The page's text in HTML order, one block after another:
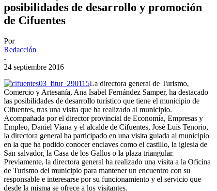
posibilidades de desarrollo y promoción
de Cifuentes
Por
Redacción
-
24 septiembre 2016
La directora general de Turismo,
Comercio y Artesanía, Ana Isabel Fernández Samper, ha destacado
las posibilidades de desarrollo turístico que tiene el municipio de
Cifuentes, tras una visita que ha realizado al municipio.
Acompañada por el director provincial de Economía, Empresas y
Empleo, Daniel Viana y el alcalde de Cifuentes, José Luis Tenorio,
la directora general ha participado en una visita guiada al municipio
en la que ha podido conocer enclaves como el castillo, la iglesia de
San salvador, la Casa de los Gallos o la plaza triangular.
Previamente, la directora general ha realizado una visita a la Oficina
de Turismo del municipio para mantener un encuentro con su
responsable e interesarse por su funcionamiento y el servicio que
desde la misma se ofrece a los visitantes.